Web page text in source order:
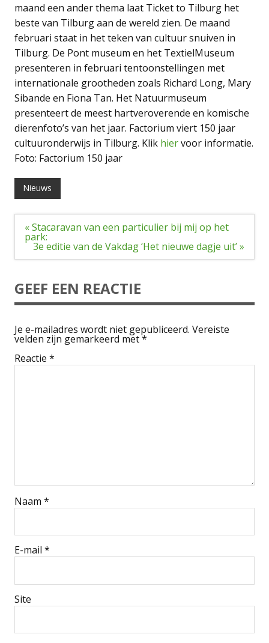
maand een ander thema laat Ticket to Tilburg het
beste van Tilburg aan de wereld zien. De maand
februari staat in het teken van cultuur snuiven in
Tilburg. De Pont museum en het TextielMuseum
presenteren in februari tentoonstellingen met
internationale grootheden zoals Richard Long, Mary
Sibande en Fiona Tan. Het Natuurmuseum
presenteert de meest hartveroverende en komische
dierenfoto’s van het jaar. Factorium viert 150 jaar
cultuuronderwijs in Tilburg. Klik hiervoor informatie.
Foto: Factorium 150 jaar
Nieuws
Bericht
navigatie
« Stacaravan van een particulier bij mij op het
park:
3e editie van de Vakdag ‘Het nieuwe dagje uit’ »
GEEF EEN REACTIE
Je e-mailadres wordt niet gepubliceerd. Vereiste
velden zijn gemarkeerd met*
Reactie *
Naam *
E-mail *
Site